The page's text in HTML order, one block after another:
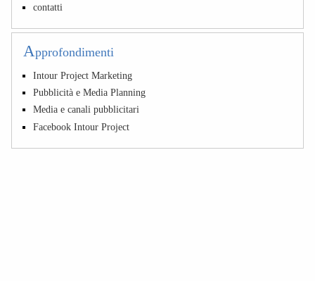
contatti
Approfondimenti
Intour Project Marketing
Pubblicità e Media Planning
Media e canali pubblicitari
Facebook Intour Project